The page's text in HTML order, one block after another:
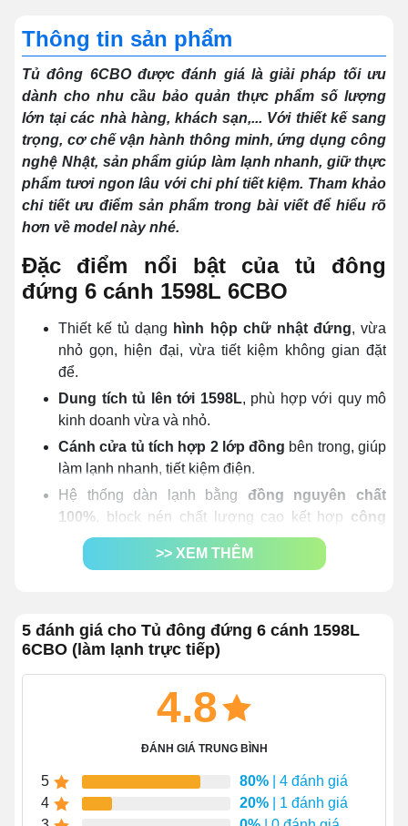
Thông tin sản phẩm
Tủ đông 6CBO được đánh giá là giải pháp tối ưu
dành cho nhu cầu bảo quản thực phẩm số lượng
lớn tại các nhà hàng, khách sạn,... Với thiết kế sang
trọng, cơ chế vận hành thông minh, ứng dụng công
nghệ Nhật, sản phẩm giúp làm lạnh nhanh, giữ thực
phẩm tươi ngon lâu với chi phí tiết kiệm. Tham khảo
chi tiết ưu điểm sản phẩm trong bài viết để hiểu rõ
hơn về model này nhé.
Đặc điểm nổi bật của tủ đông
đứng 6 cánh 1598L 6CBO
Thiết kế tủ dạng hình hộp chữ nhật đứng, vừa
nhỏ gọn, hiện đại, vừa tiết kiệm không gian đặt
để.
Dung tích tủ lên tới 1598L, phù hợp với quy mô
kinh doanh vừa và nhỏ.
Cánh cửa tủ tích hợp 2 lớp đồng bên trong, giúp
làm lạnh nhanh, tiết kiệm điện.
Hệ thống dàn lạnh bằng đồng nguyên chất
100% , block nén chất lượng cao kết hợp công
nghệ Ultra Coolingcùngcơ chế truyền nhiệt
trực tiếp
giúp tủ làm mát nhanh, lạnh sâu.
Công suất tiêu thụ tối đa 970W , giúp tiết kiệm chi
phí vận hành trong suốt quá trình trưng bày, bảo
quản thực phẩm.
Bảng điều khiển bao gồm 1 màn hình hiển thị
và các núm xoay giúp người dùng dễ dàng theo
dõi nhiệt độ tủ, đồng thời điều chỉnh cho phù hợp.
Trang bị giỏ đựng giúp tách biệt thực phẩm như
kem, sữa chua, … với đá viên, đồ sống đông lạnh
phía dưới.
>> XEM THÊM
5 đánh giá cho Tủ đông đứng 6 cánh 1598L
6CBO (làm lạnh trực tiếp)
4.8
ĐÁNH GIÁ TRUNG BÌNH
5 80% | 4 đánh giá
4
20% | 1 đánh giá